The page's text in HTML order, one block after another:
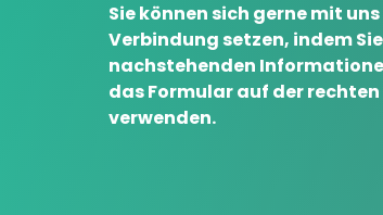
Sie können sich gerne mit uns
Verbindung setzen, indem
nachstehenden
das Formular auf der rechten
verwenden.